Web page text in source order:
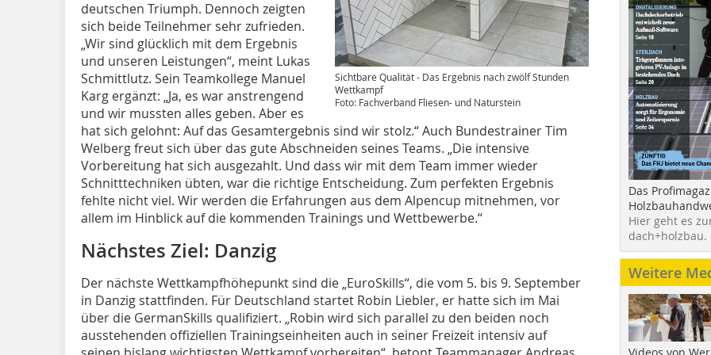
Sichtbare Qualität - Das Ergebnis nach zwölf Stunden
Wettkampf
Foto: Fachverband Fliesen- und Naturstein
deutschen Triumph. Dennoch zeigten
sich beide Teilnehmer sehr zufrieden.
„Wir sind glücklich mit dem Ergebnis
und unseren Leistungen“, meint Lukas
Schmittlutz. Sein Teamkollege Manuel
Karg ergänzt: „Ja, es war anstrengend
und wir mussten alles geben. Aber es
hat sich gelohnt: Auf das Gesamtergebnis sind wir stolz.“ Auch Bundestrainer Tim
Welberg freut sich über das gute Abschneiden seines Teams. „Die intensive
Vorbereitung hat sich ausgezahlt. Und dass wir mit dem Team immer wieder
Schnitttechniken übten, war die richtige Entscheidung. Zum perfekten Ergebnis
fehlte nicht viel. Wir werden die Erfahrungen aus dem Alpencup mitnehmen, vor
allem im Hinblick auf die kommenden Trainings und Wettbewerbe.“
Nächstes Ziel: Danzig
Der nächste Wettkampfhöhepunkt sind die „EuroSkills“, die vom 5. bis 9. September
in Danzig stattfinden. Für Deutschland startet Robin Liebler, er hatte sich im Mai
über die GermanSkills qualifiziert. „Robin wird sich parallel zu den beiden noch
ausstehenden offiziellen Trainingseinheiten auch in seiner Freizeit intensiv auf
Das
Hier geht es
dach+holzbau.
Weitere
Videos von